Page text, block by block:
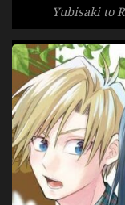
Yubisaki to